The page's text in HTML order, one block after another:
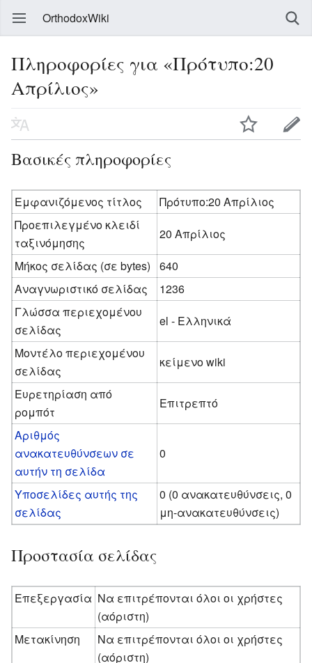
OrthodoxWiki
Πληροφορίες για «Πρότυπο:20
Απρίλιος»
Βασικές πληροφορίες
Εμφανιζόμενος τίτλος
Πρότυπο:20 Απρίλιος
Προεπιλεγμένο κλειδί
ταξινόμησης
20 Απρίλιος
Μήκος σελίδας (σε bytes)
640
Αναγνωριστικό σελίδας
1236
Γλώσσα περιεχομένου
σελίδας
el - Ελληνικά
Μοντέλο περιεχομένου
σελίδας
κείμενο wiki
Ευρετηρίαση από
ρομπότ
Επιτρεπτό
Αριθμός
ανακατευθύνσεων σε
αυτήν τη σελίδα
0
Υποσελίδες αυτής της
σελίδας
0 (0 ανακατευθύνσεις, 0
μη-ανακατευθύνσεις)
Προστασία σελίδας
Επεξεργασία Να επιτρέπονται όλοι οι χρήστες
(αόριστη)
Μετακίνηση
Να επιτρέπονται όλοι οι χρήστες
(αόριστη)